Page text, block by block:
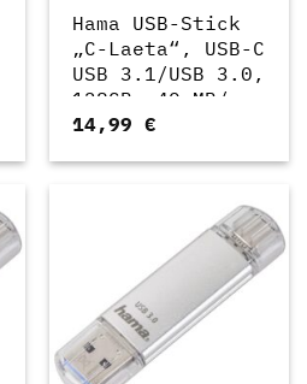
Hama USB-Stick
„C-Laeta“, USB-C
USB 3.1/USB 3.0,
128GB, 40 MB/s
(00213109)
14,99€